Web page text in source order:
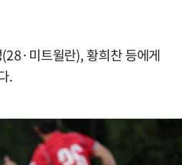
미트윌란), 황희찬 등에게
.